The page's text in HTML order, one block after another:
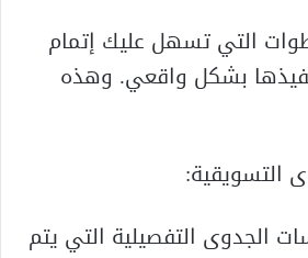
التي تسهل عليك إتمام
بشكل واقعي. وهذه
التسويقية:
الجدوى التفصيلية التي يتم